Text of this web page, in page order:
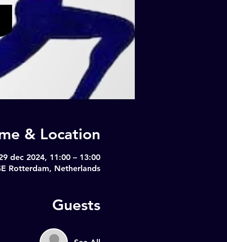
& Location
dec 2024, 11:00 – 13:00
Rotterdam, Netherlands
Guests